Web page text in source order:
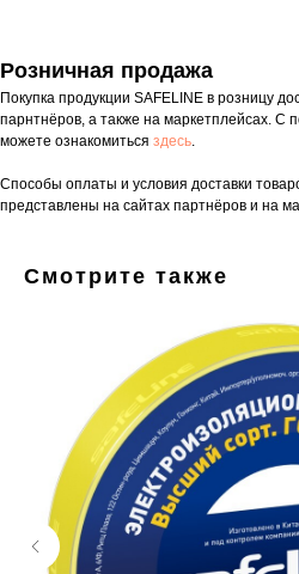
Розничная продажа
Покупка продукции SAFELINE в розницу
парнтнёров, а также на маркетплейсах. С
можете ознакомиться здесь.
Способы оплаты и условия доставки
представлены на сайтах партнёров и на
Смотрите также